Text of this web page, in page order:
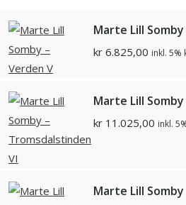
Marte Lill
kr 6.825,00 inkl. 5%
Marte Lill
kr 11.025,00 inkl.
Marte Lill